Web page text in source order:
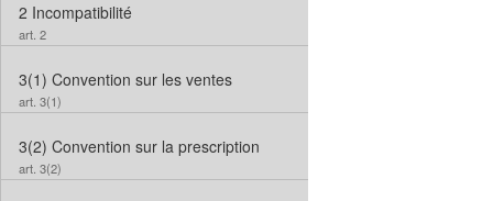
2 Incompatibilité
art. 2
3(1) Convention sur les ventes
art. 3(1)
3(2) Convention sur la prescription
art. 3(2)